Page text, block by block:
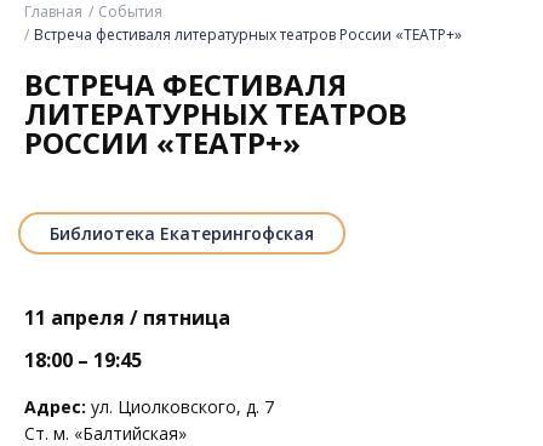
Главная
События
Встреча фестиваля литературных театров России «ТЕАТР+»
ВСТРЕЧА ФЕСТИВАЛЯ
ЛИТЕРАТУРНЫХ ТЕАТРОВ
РОССИИ «ТЕАТР+»
Библиотека Екатерингофская
11 апреля / пятница
18:00 – 19:45
Адрес: ул. Циолковского, д. 7
Ст. м. «Балтийская»